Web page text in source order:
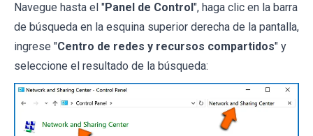
Navegue hasta el "Panel de Control ", haga clic en la barra
de búsqueda en la esquina superior derecha de la pantalla,
ingrese "Centro de redes y recursos compartidos" y
seleccione el resultado de la búsqueda: